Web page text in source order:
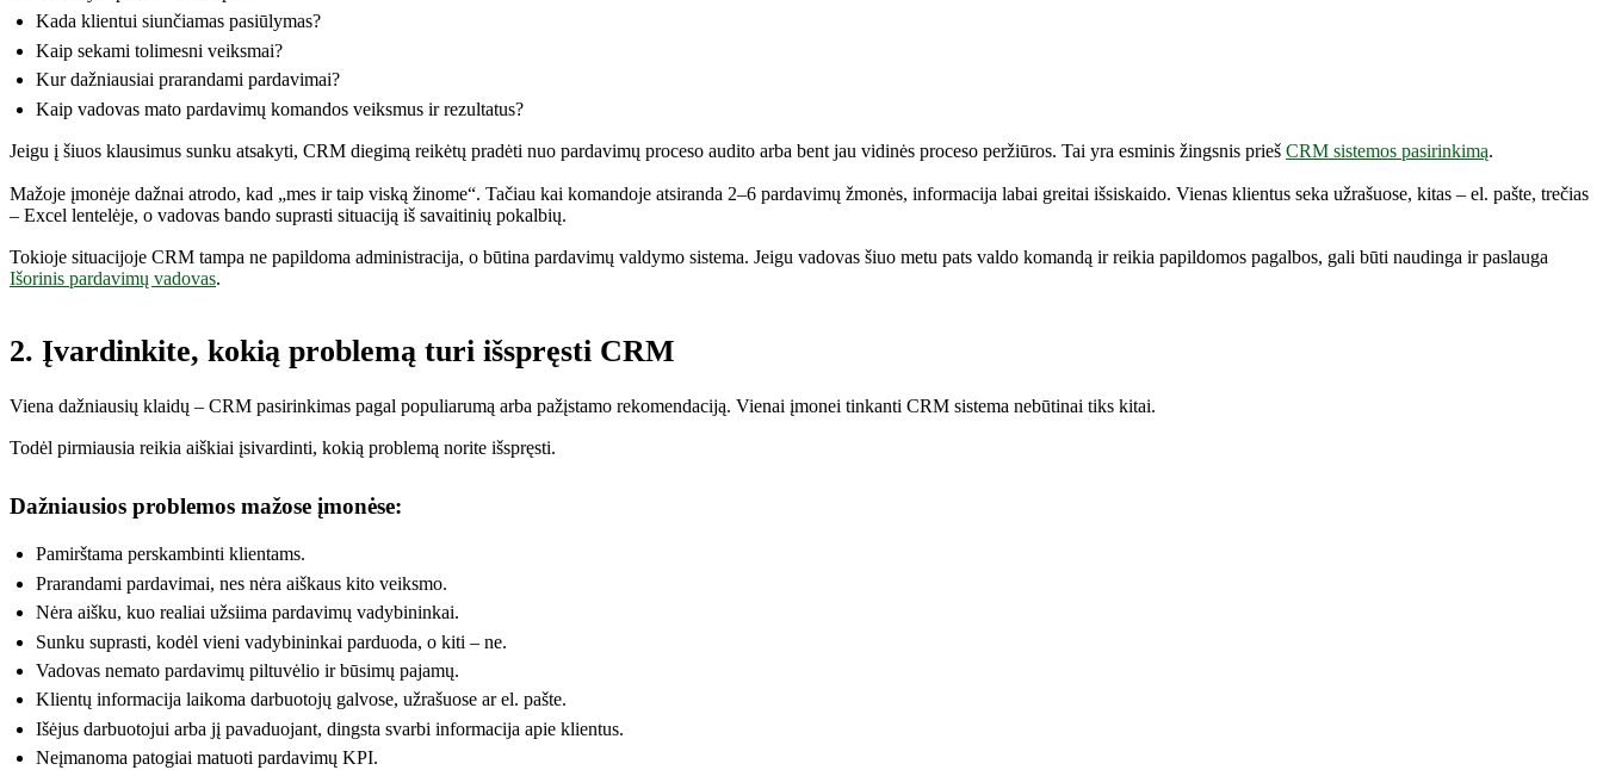
Kada klientui siunčiamas pasiūlymas?
Kaip sekami tolimesni veiksmai?
Kur dažniausiai prarandami pardavimai?
Kaip vadovas mato pardavimų komandos veiksmus ir rezultatus?
Jeigu į šiuos klausimus sunku atsakyti, CRM diegimą reikėtų pradėti nuo pardavimų proceso audito arba bent jau vidinės proceso peržiūros. Tai yra esminis žingsnis prieš CRM sistemos pasirinkimą.
Mažoje įmonėje dažnai atrodo, kad „mes ir taip viską žinome“. Tačiau kai komandoje atsiranda 2–6 pardavimų žmonės, informacija labai greitai išsiskaido. Vienas klientus seka užrašuose, kitas – el. pašte, trečias
– Excel lentelėje, o vadovas bando suprasti situaciją iš savaitinių pokalbių.
Tokioje situacijoje CRM tampa ne papildoma administracija, o būtina pardavimų valdymo sistema. Jeigu vadovas šiuo metu pats valdo komandą ir reikia papildomos pagalbos, gali būti naudinga ir paslauga
Išorinis pardavimų vadovas.
2. Įvardinkite, kokią problemą turi išspręsti CRM
Viena dažniausių klaidų – CRM pasirinkimas pagal populiarumą arba pažįstamo rekomendaciją. Vienai įmonei tinkanti CRM sistema nebūtinai tiks kitai.
Todėl pirmiausia reikia aiškiai įsivardinti, kokią problemą norite išspręsti.
Dažniausios problemos mažose įmonėse:
Pamirštama perskambinti klientams.
Prarandami pardavimai, nes nėra aiškaus kito veiksmo.
Nėra aišku, kuo realiai užsiima pardavimų vadybininkai.
Sunku suprasti, kodėl vieni vadybininkai parduoda, o kiti – ne.
Vadovas nemato pardavimų piltuvėlio ir būsimų pajamų.
Klientų informacija laikoma darbuotojų galvose, užrašuose ar el. pašte.
Išėjus darbuotojui arba jį pavaduojant, dingsta svarbi informacija apie klientus.
Neįmanoma patogiai matuoti pardavimų KPI.